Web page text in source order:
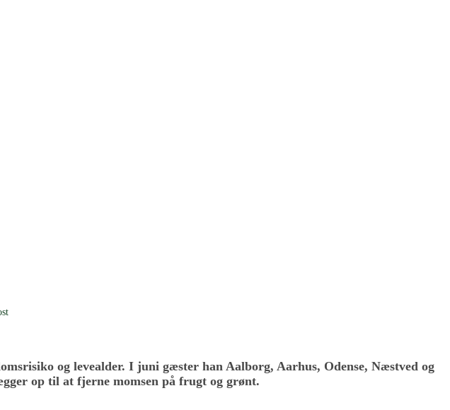
og levealder. I juni gæster han Aalborg, Aarhus, Odense, Næstved og
op til at fjerne momsen på frugt og grønt.